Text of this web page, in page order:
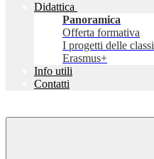
Didattica
Panoramica
Offerta formativa
I progetti delle classi
Erasmus+
Info utili
Contatti